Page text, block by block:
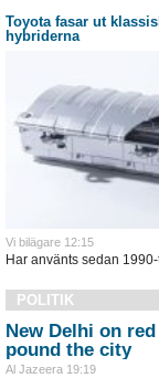
Toyota fasar ut
hybriderna
Vi bilägare 12:15
Har använts sedan
POLITIK
New Delhi on
pound the city
Al Jazeera 19:19